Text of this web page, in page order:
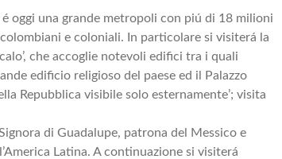
é oggi una grande metropoli con piú di 18 milioni
e coloniali. In particolare si visiterá la
che accoglie notevoli edifici tra i quali
edificio religioso del paese ed il Palazzo
Repubblica visibile solo esternamente’; visita
di Guadalupe, patrona del Messico e
Latina. A continuazione si visiterá